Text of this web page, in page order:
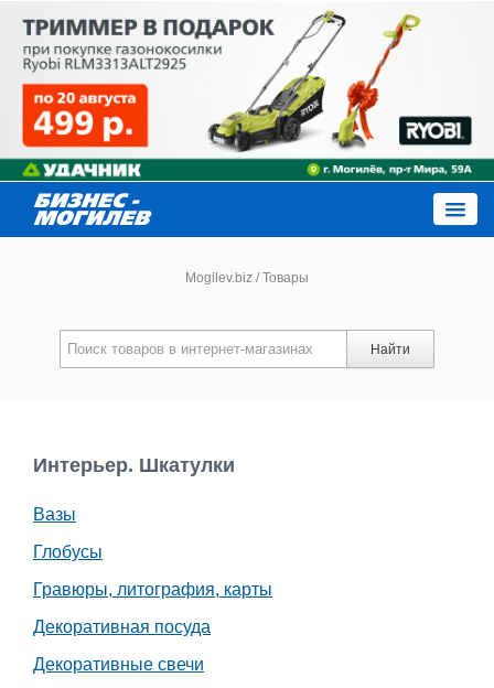
Новости компаний
Каталог
Работа
Объявления
Mogilev.biz /Товары
Найти
Интерьер. Шкатулки
Вазы
Глобусы
Гравюры, литография, карты
Декоративная посуда
Декоративные свечи